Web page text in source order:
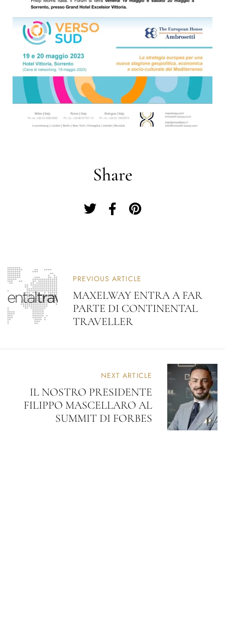
Share
PREVIOUS ARTICLE
MAXELWAY ENTRA A FAR
PARTE DI CONTINENTAL
TRAVELLER
NEXT ARTICLE
IL NOSTRO PRESIDENTE
FILIPPO MASCELLARO AL
SUMMIT DI FORBES